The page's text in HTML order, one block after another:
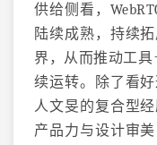
供给侧看，
陆续成熟，持续
界，从而推动工
续运转。除了看
人文旻的复合型
产品力与设计审